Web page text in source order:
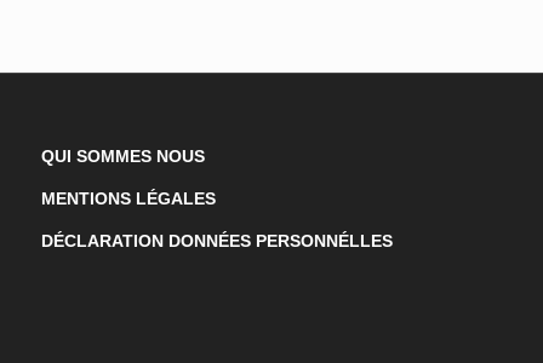
QUI SOMMES NOUS
MENTIONS LÉGALES
DÉCLARATION DONNÉES PERSONNÉLLES